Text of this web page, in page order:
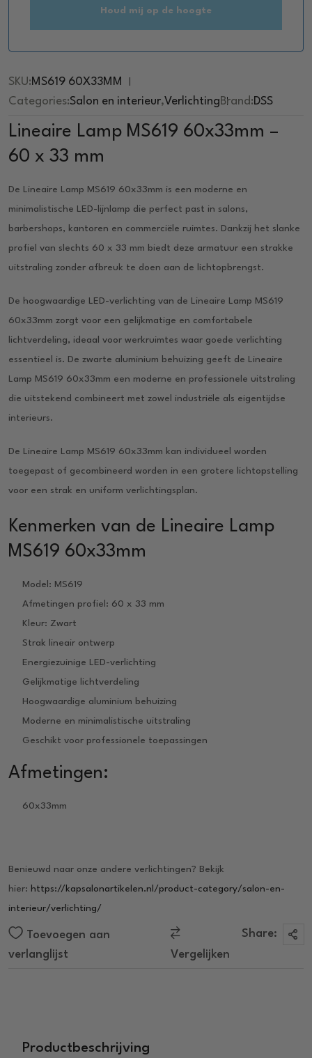
Houd mij op de hoogte
SKU:MS619 60X33MM
Categories:Salon en interieur,VerlichtingBrand:DSS
Lineaire Lamp MS619 60x33mm –
60 x 33 mm
De Lineaire Lamp MS619 60x33mm is een moderne en
minimalistische LED-lijnlamp die perfect past in salons,
barbershops, kantoren en commerciële ruimtes. Dankzij het slanke
profiel van slechts 60 x 33 mm biedt deze armatuur een strakke
uitstraling zonder afbreuk te doen aan de lichtopbrengst.
De hoogwaardige LED-verlichting van de Lineaire Lamp MS619
60x33mm zorgt voor een gelijkmatige en comfortabele
lichtverdeling, ideaal voor werkruimtes waar goede verlichting
essentieel is. De zwarte aluminium behuizing geeft de Lineaire
Lamp MS619 60x33mm een moderne en professionele uitstraling
die uitstekend combineert met zowel industriële als eigentijdse
interieurs.
De Lineaire Lamp MS619 60x33mm kan individueel worden
toegepast of gecombineerd worden in een grotere lichtopstelling
voor een strak en uniform verlichtingsplan.
Kenmerken van de Lineaire Lamp
MS619 60x33mm
Model: MS619
Afmetingen profiel: 60 x 33 mm
Kleur: Zwart
Strak lineair ontwerp
Energiezuinige LED-verlichting
Gelijkmatige lichtverdeling
Hoogwaardige aluminium behuizing
Moderne en minimalistische uitstraling
Geschikt voor professionele toepassingen
Afmetingen:
60x33mm
Benieuwd naar onze andere verlichtingen? Bekijk
hier: https://kapsalonartikelen.nl/product-category/salon-en-
interieur/verlichting/
Toevoegen aan
verlanglijst
Vergelijken
Share:
Productbeschrijving